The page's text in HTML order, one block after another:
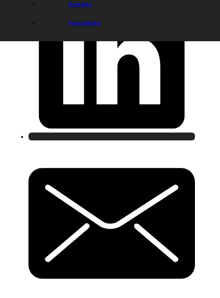
Kontakta
Press/Media